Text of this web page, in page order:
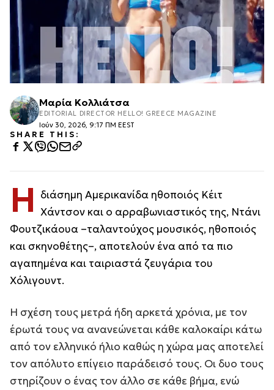
Μαρία Κολλιάτσα
EDITORIAL DIRECTOR HELLO! GREECE MAGAZINE
Ιούν 30, 2026, 9:17 ΠΜ EEST
SHARE THIS:
Η διάσημη Αμερικανίδα ηθοποιός Κέιτ
Χάντσον και ο αρραβωνιαστικός της, Ντάνι
Φουτζικάουα –ταλαντούχος μουσικός, ηθοποιός
και σκηνοθέτης–, αποτελούν ένα από τα πιο
αγαπημένα και ταιριαστά ζευγάρια του
Χόλιγουντ.
Η σχέση τους μετρά ήδη αρκετά χρόνια, με τον
έρωτά τους να ανανεώνεται κάθε καλοκαίρι κάτω
από τον ελληνικό ήλιο καθώς η χώρα μας αποτελεί
τον απόλυτο επίγειο παράδεισό τους. Οι δυο τους
στηρίζουν ο ένας τον άλλο σε κάθε βήμα, ενώ